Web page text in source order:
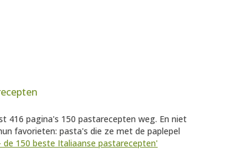
416 pagina's 150 pastarecepten weg. En niet
favorieten: pasta's die ze met de paplepel
150 beste Italiaanse pastarecepten'